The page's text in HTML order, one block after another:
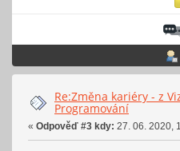
Re:Změna kariéry - z
Programování
« Odpověď #3 kdy: 27. 06. 2020,